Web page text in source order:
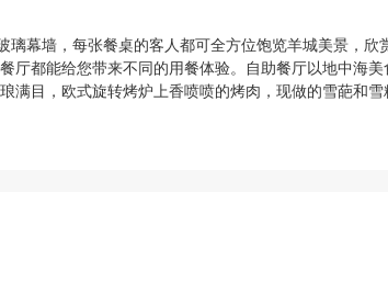
幕墙，每张餐桌的客人都可全方位饱览羊城美景，
都能给您带来不同的用餐体验。自助餐厅以地中海美
满目，欧式旋转烤炉上香喷喷的烤肉，现做的雪葩和